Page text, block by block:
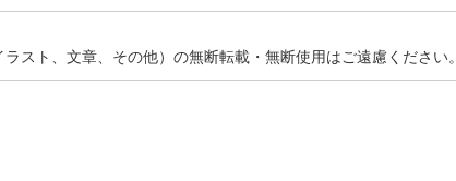
スト、文章、その他）の無断転載・無断使用はご遠慮ください。